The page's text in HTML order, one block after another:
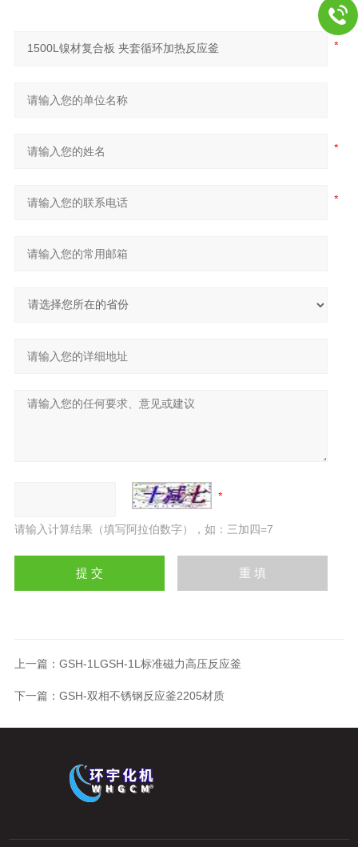
请输入计算结果（填写阿拉伯数字），如：三加四=7
上一篇： GSH-1LGSH-1L标准磁力高压反应釜
下一篇： GSH-双相不锈钢反应釜2205材质